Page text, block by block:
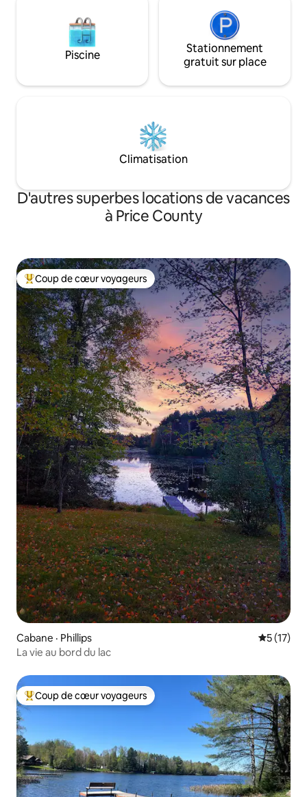
Piscine
Stationnement
gratuit sur place
Climatisation
D'autres superbes locations de vacances
à Price County
Coup de cœur voyageurs parmi les plus aimés
Coup de cœur voyageurs
Cabane · Phillips Note
5 (17)
La vie au bord du lac
Coup de cœur voyageurs parmi les plus aimés
Coup de cœur voyageurs